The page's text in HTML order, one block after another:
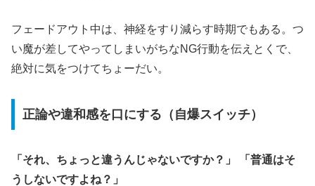
フェードアウト中は、神経をすり減らす時期でもある。つ
い魔が差してやってしまいがちなNG行動を伝えとくで、
絶対に気をつけてちょーだい。
正論や違和感を口にする（自爆スイッチ）
「それ、ちょっと違うんじゃないですか？」 「普通はそ
うしないですよね？」